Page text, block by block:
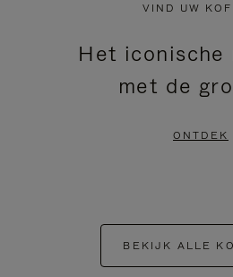
VIND UW
Het iconische
met de
ONTDEK
BEKIJK ALLE